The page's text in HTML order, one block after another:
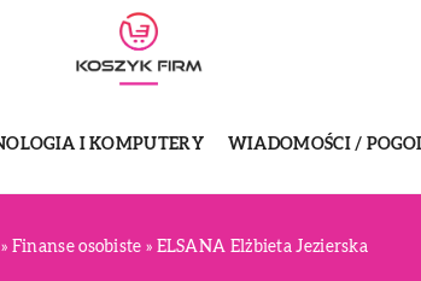
I KOMPUTERY WIADOMOŚCI /
Finanse osobiste » ELSANA Elżbieta Jezierska